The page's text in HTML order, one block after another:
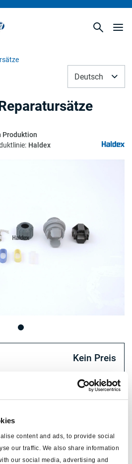
content and ads, to provide social
our traffic. We also share information
our social media, advertising and
Deutsch
Produktion
: Haldex
Kein Preis
Bestand zu sehen und zu
Click-fit Anschluss Satz